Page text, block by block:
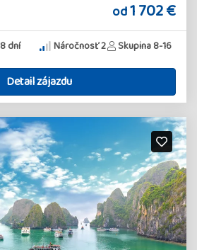
od1 702 €
8 dní Náročnosť 2 Skupina 8-16
Detail zájazdu